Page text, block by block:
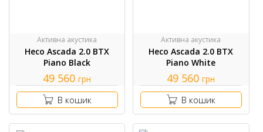
Активна акустика
Heco Ascada 2.0 BTX
Piano Black
49 560 грн
В кошик
Активна акустика
Heco Ascada 2.0 BTX
Piano White
49 560 грн
В кошик